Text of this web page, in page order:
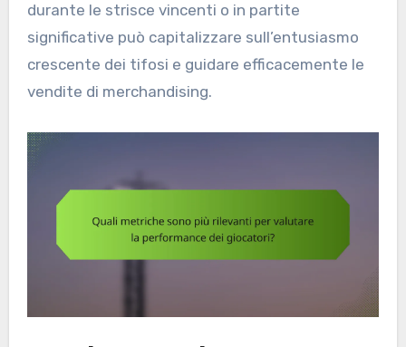
durante le strisce vincenti o in partite
significative può capitalizzare sull’entusiasmo
crescente dei tifosi e guidare efficacemente le
vendite di merchandising.